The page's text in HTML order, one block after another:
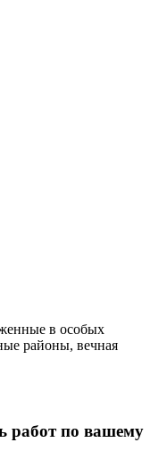
в особых
районы, вечная
работ по вашему